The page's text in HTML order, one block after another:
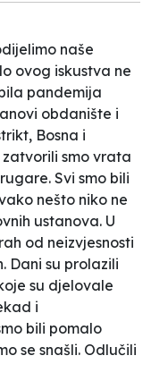
naše
ovog iskustva ne
pandemija
obdanište i
Bosna i
smo vrata
Svi smo bili
nešto niko ne
ustanova. U
od neizvjesnosti
Dani su prolazili
su djelovale
i
bili pomalo
se snašli. Odlučili